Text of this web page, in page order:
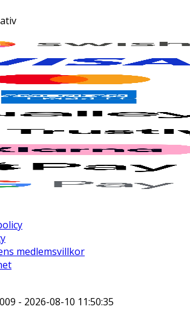
medlemsvillkor
- 2026-08-10 11:50:35